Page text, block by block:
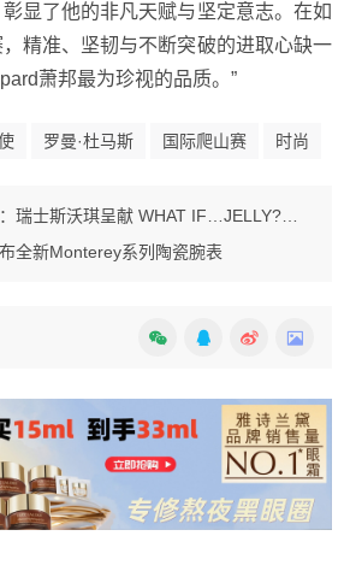
显了他的非凡天赋与坚定意志。在如
精准、坚韧与不断突破的进取心缺一
萧邦最为珍视的品质。”
罗曼·杜马斯 国际爬山赛 时尚
瑞士斯沃琪呈献 WHAT IF…JELLY?系列
全新Monterey系列陶瓷腕表